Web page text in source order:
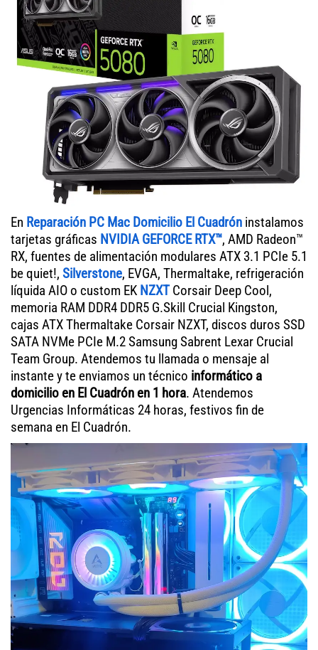
En Reparación PC Mac Domicilio El Cuadrón instalamos
tarjetas gráficas NVIDIA GEFORCE RTX™, AMD Radeon™
RX, fuentes de alimentación modulares ATX 3.1 PCIe 5.1
be quiet!, Silverstone, EVGA, Thermaltake, refrigeración
líquida AIO o custom EK NZXTCorsair Deep Cool,
memoria RAM DDR4 DDR5 G.Skill Crucial Kingston,
cajas ATX Thermaltake Corsair NZXT, discos duros SSD
SATA NVMe PCIe M.2 Samsung Sabrent Lexar Crucial
Team Group. Atendemos tu llamada o mensaje al
instante y te enviamos un técnico informático a
domicilio en El Cuadrón en 1 hora. Atendemos
Urgencias Informáticas 24 horas, festivos fin de
semana en El Cuadrón.